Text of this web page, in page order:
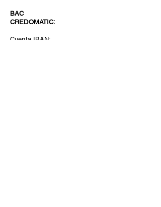
BAC
CREDOMATIC:
Cuenta IBAN: